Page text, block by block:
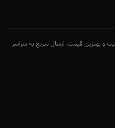
و بهترین قیمت. ارسال سریع به سراسر